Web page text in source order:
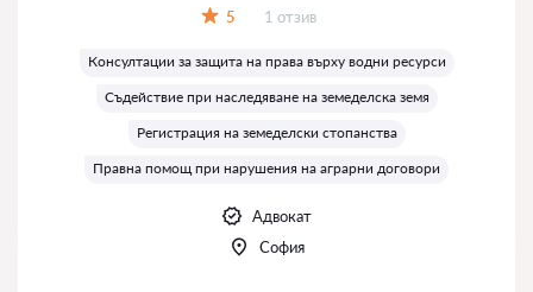
5 Отзиви:
1 отзив
Консултации за защита на права върху водни ресурси
Съдействие при наследяване на земеделска земя
Регистрация на земеделски стопанства
Правна помощ при нарушения на аграрни договори
Адвокат
София